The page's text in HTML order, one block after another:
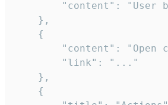
"content": "User
    },
    {
"content": "Open
        "link": "..."
    },
    {